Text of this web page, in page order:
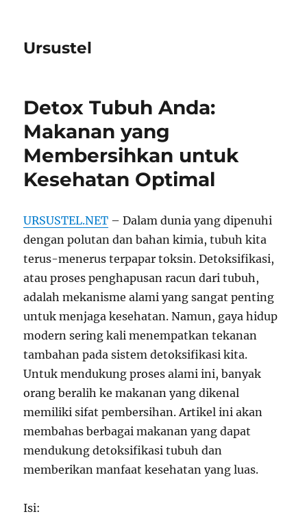
Ursustel
Detox Tubuh Anda:
Makanan yang
Membersihkan untuk
Kesehatan Optimal
URSUSTEL.NET – Dalam dunia yang dipenuhi
dengan polutan dan bahan kimia, tubuh kita
terus-menerus terpapar toksin. Detoksifikasi,
atau proses penghapusan racun dari tubuh,
adalah mekanisme alami yang sangat penting
untuk menjaga kesehatan. Namun, gaya hidup
modern sering kali menempatkan tekanan
tambahan pada sistem detoksifikasi kita.
Untuk mendukung proses alami ini, banyak
orang beralih ke makanan yang dikenal
memiliki sifat pembersihan. Artikel ini akan
membahas berbagai makanan yang dapat
mendukung detoksifikasi tubuh dan
memberikan manfaat kesehatan yang luas.
Isi: